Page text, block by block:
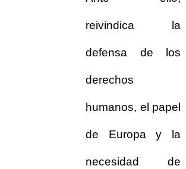
reivindica la
defensa de los
derechos
humanos, el papel
de Europa y la
necesidad de